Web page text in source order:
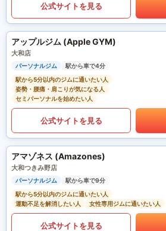
公式サイトを見る
アップルジム (Apple GYM)
大和店
パーソナルジム
駅から車で4分
駅から5分以内のジムに通いたい人
姿勢・腰痛・肩こりが気になる人
セミパーソナルを始めたい人
公式サイトを見る
アマゾネス (Amazones)
大和つきみ野店
パーソナルジム
駅から車で9分
駅から5分以内のジムに通いたい人
運動不足を解消したい人
女性専用ジムに通いたい人
公式サイトを見る